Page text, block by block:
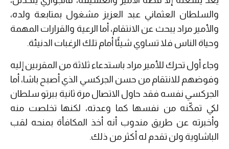
والسلطان العثماني عبد العزيز مشغول بمتابعة ولده،
والأمير مراد يبحث عن الانتقام، أما الرعية والقرارات المهمة
وحياة الناس فلا تساوي شيئًا أمام تلك الرغبات الدنيئة.
وجاء أول تحرك للأمير مراد باستدعاء ثلاثة من المقربين إليه
وفوضهم للانتقام من حسن الجركسي الذي أصبح باشا، أما
الجركسي نفسه فقد حاول الاتصال مرة ثانية ببرتو سلطان
لكي تمكّنه من نفسها كما وعدته، لكنها تخلصت منه
وأخبرته عن طريق مندوب أنه أخذ المكافأة بمنحه لقب
الباشاوية ولن تقدم له أكثر من ذلك.